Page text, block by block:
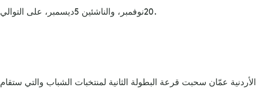
20نوفمبر، والناشئين 5ديسمبر، على التوالي.
عمّان سحبت قرعة البطولة الثانية لمنتخبات الشباب والتي ستقام